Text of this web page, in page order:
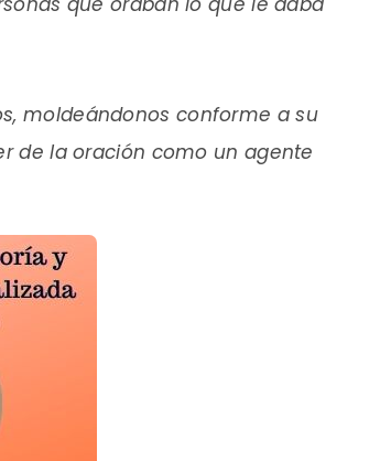
moldeándonos conforme a su
de la oración como un agente